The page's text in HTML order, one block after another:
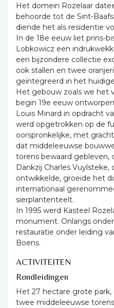
Het domein Rozelaar
behoorde tot de Sint-
diende het als residentie
In de 18e eeuw liet prins-
Lobkowicz een
een bijzondere collectie
ook stallen en twee
geïntegreerd in het
Het gebouw zoals we het
begin 19e eeuw
Louis Minard in opdracht
werd opgetrokken op de
oorspronkelijke, met
dat middeleeuwse
torens bewaard gebleven,
Dankzij Charles
ontwikkelde, groeide het
internationaal
sierplantenteelt.
In 1995 werd Kasteel
monument. Onlangs
restauratie onder leiding
Boens.
ACTIVITEITEN
Rondleidingen
Het 27 hectare grote
twee middeleeuwse